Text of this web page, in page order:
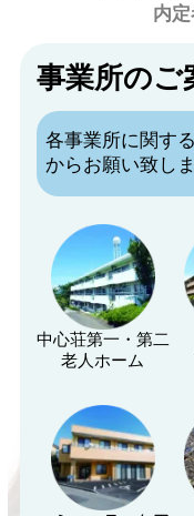
内
事業所のご
各事業所に関す
からお願い致し
中心荘第一・第二
老人ホーム